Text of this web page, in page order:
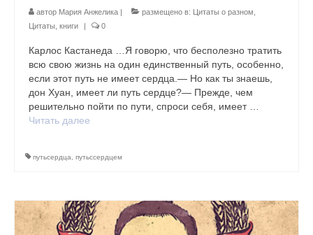
автор Мария Анжелика | размещено в: Цитаты о разном
Цитаты, книги
| 0
Карлос Кастанеда …Я говорю, что бесполезно тратить
всю свою жизнь на один единственный путь, особенно,
если этот путь не имеет сердца.— Но как ты знаешь,
дон Хуан, имеет ли путь сердце?— Прежде, чем
решительно пойти по пути, спроси себя, имеет …
Читать далее
путьсердца путьссердцем